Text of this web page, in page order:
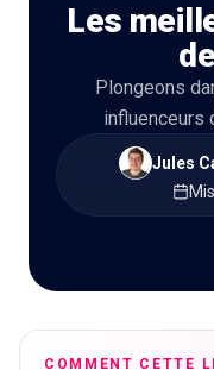
Outils
Les
Plongeons
influenceurs
Jules
COMMENT CETTE